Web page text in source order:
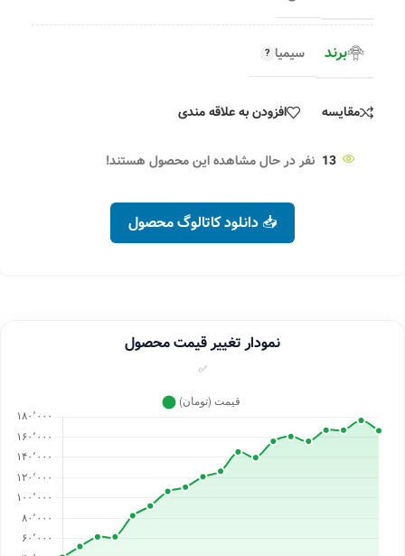
برند سیمیا
مقایسه افزودن به علاقه مندی
13 نفر در حال مشاهده این محصول هستند!
📥 دانلود کاتالوگ محصول
نمودار تغییر قیمت محصول
✅